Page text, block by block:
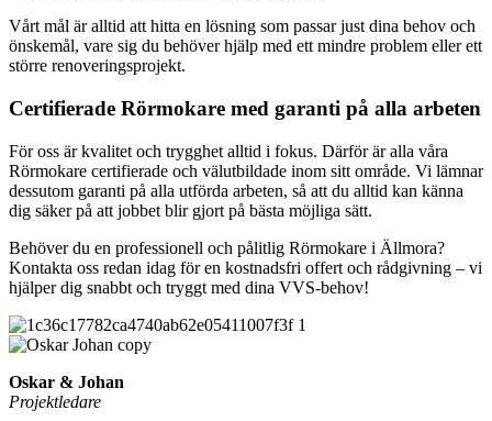
Vårt mål är alltid att hitta en lösning som passar just dina behov och
önskemål, vare sig du behöver hjälp med ett mindre problem eller ett
större renoveringsprojekt.
Certifierade Rörmokare med garanti på alla arbeten
För oss är kvalitet och trygghet alltid i fokus. Därför är alla våra
Rörmokare certifierade och välutbildade inom sitt område. Vi lämnar
dessutom garanti på alla utförda arbeten, så att du alltid kan känna
dig säker på att jobbet blir gjort på bästa möjliga sätt.
Behöver du en professionell och pålitlig Rörmokare i Ällmora?
Kontakta oss redan idag för en kostnadsfri offert och rådgivning – vi
hjälper dig snabbt och tryggt med dina VVS-behov!
Oskar & Johan
Projektledare